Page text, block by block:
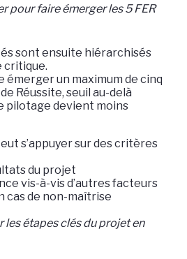
pour faire émerger les 5 FER
sont ensuite hiérarchisés
critique.
émerger un maximum de cinq
Réussite, seuil au-delà
pilotage devient moins
s’appuyer sur des critères
du projet
vis-à-vis d’autres facteurs
cas de non-maîtrise
les étapes clés du projet en